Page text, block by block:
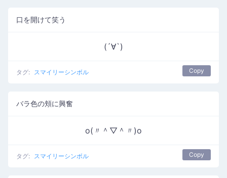
口を開けて笑う
(´∀`)
タグ: スマイリーシンボル Copy
バラ色の頬に興奮
o(〃＾▽＾〃)o
タグ: スマイリーシンボル Copy